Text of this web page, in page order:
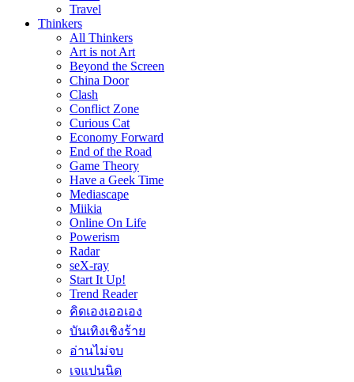
Travel
Thinkers
All Thinkers
Art is not Art
Beyond the Screen
China Door
Clash
Conflict Zone
Curious Cat
Economy Forward
End of the Road
Game Theory
Have a Geek Time
Mediascape
Miikia
Online On Life
Powerism
Radar
seX-ray
Start It Up!
Trend Reader
คิดเองเออเอง
บันเทิงเชิงร้าย
อ่านไม่จบ
เจแปนนิด